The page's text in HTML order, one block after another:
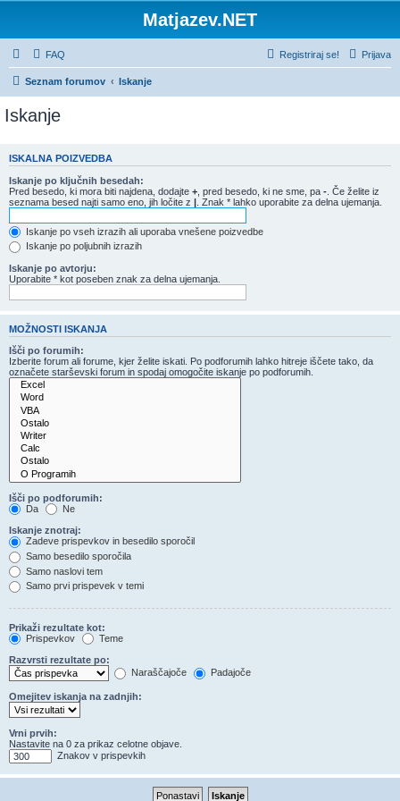
Matjazev.NET
FAQ Prijava
Registriraj se!
Seznam forumov Iskanje
Iskanje
ISKALNA POIZVEDBA
Iskanje po ključnih besedah:
Pred besedo, ki mora biti najdena, dodajte + , pred besedo, ki ne sme, pa - . Če želite iz
seznama besed najti samo eno, jih ločite z | . Znak * lahko uporabite za delna ujemanja.
Iskanje po vseh izrazih ali uporaba vnešene poizvedbe
Iskanje po poljubnih izrazih
Iskanje po avtorju:
Uporabite * kot poseben znak za delna ujemanja.
MOŽNOSTI ISKANJA
Išči po forumih:
Izberite forum ali forume, kjer želite iskati. Po podforumih lahko hitreje iščete tako, da
označete starševski forum in spodaj omogočite iskanje po podforumih.
Išči po podforumih:
Da
Ne
Iskanje znotraj:
Zadeve prispevkov in besedilo sporočil
Samo besedilo sporočila
Samo naslovi tem
Samo prvi prispevek v temi
Prikaži rezultate kot:
Prispevkov
Teme
Razvrsti rezultate po:
Naraščajoče
Padajoče
Omejitev iskanja na zadnjih:
Vrni prvih:
Nastavite na 0 za prikaz celotne objave.
Znakov v prispevkih